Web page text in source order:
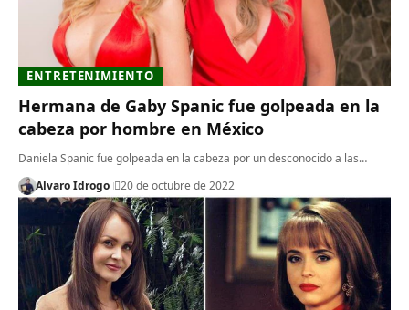
ENTRETENIMIENTO
Hermana de Gaby Spanic fue golpeada en la
cabeza por hombre en México
Daniela Spanic fue golpeada en la cabeza por un desconocido a las…
Alvaro Idrogo
20 de octubre de 2022